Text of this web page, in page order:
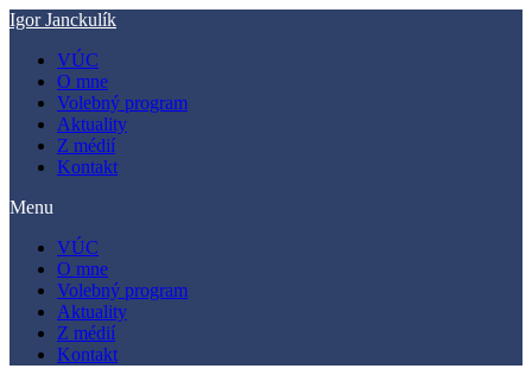
Preskočiť
obsah
Igor Janckulík
VÚC
O mne
Volebný program
Aktuality
Z médií
Kontakt
Menu
VÚC
O mne
Volebný program
Aktuality
Z médií
Kontakt